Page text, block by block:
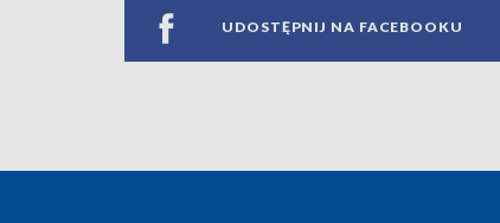
UDOSTĘPNIJ NA FACEBOOKU